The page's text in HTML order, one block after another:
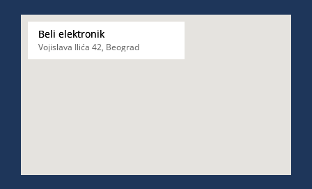
Beli elektronik
Vojislava Ilića 42, Beograd